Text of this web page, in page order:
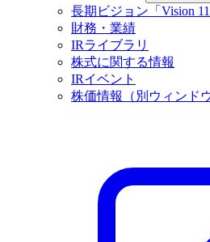
長期ビジョン「Vision
財務・業績
IRライブラリ
株式に関する情報
IRイベント
株価情報
（別ウィンド